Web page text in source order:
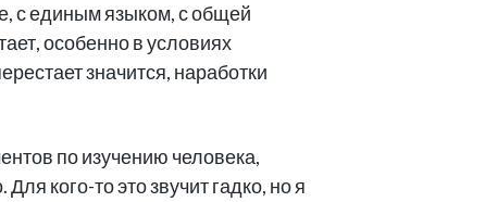
с единым языком, с общей
особенно в условиях
значится, наработки
по изучению человека,
кого-то это звучит гадко, но я